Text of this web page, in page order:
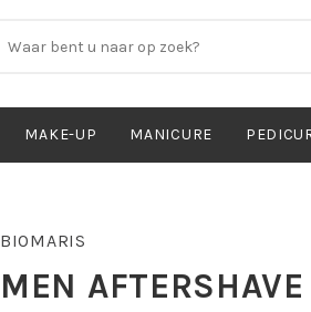
MAKE-UP MANICURE
BIOMARIS
MEN